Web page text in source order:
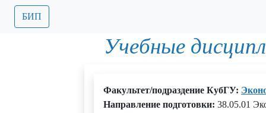
БИП
Учебные
Факультет/подраздение КубГУ:
Направление подготовки: 38.05.01